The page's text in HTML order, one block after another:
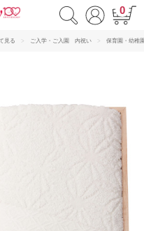
0
見る ご入学・ご入園 内祝い 保育園・幼稚